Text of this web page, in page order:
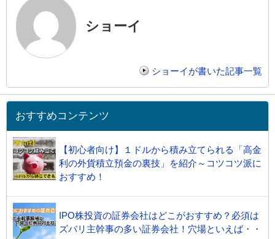
ショーイ
ショーイが書いた記事一覧
おすすめコンテンツ
【初心者向け】１ドルから積み立てられる「高金
利の外貨積立預金の裏技」を紹介～コツコツ派に
おすすめ！
IPO株投資の証券会社はどこがおすすめ？必須は
ズバリ主幹事の多い証券会社！穴場といえば・・